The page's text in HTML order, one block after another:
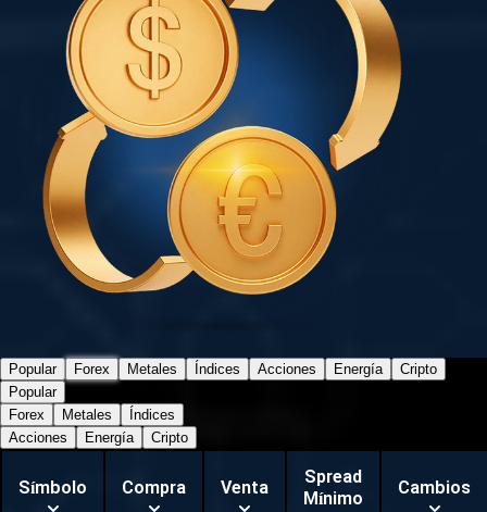
Popular Forex Metales Índices Acciones Energía
Cripto
Popular
Forex
Metales
Índices
Acciones
Energía Cripto
Símbolo Compra Venta
Spread
Mínimo
Cambios